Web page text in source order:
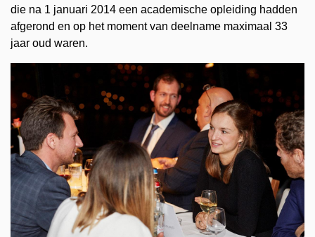
die na 1 januari 2014 een academische opleiding hadden
afgerond en op het moment van deelname maximaal 33
jaar oud waren.